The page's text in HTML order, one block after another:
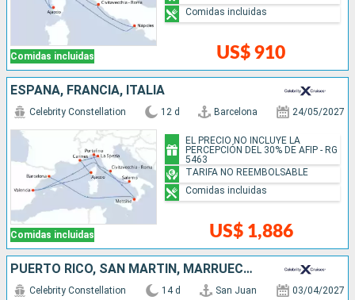
Comidas incluidas US$ 910
Comidas incluidas
ESPAÑA, FRANCIA, ITALIA
Comidas incluidas
Celebrity Constellation 12 d Barcelona 24/05/2027
US$ 1,886
EL PRECIO NO INCLUYE LA
PERCEPCIÓN DEL 30% DE AFIP - RG
5463
TARIFA NO REEMBOLSABLE
Comidas incluidas
PUERTO RICO, SAN MARTÍN, MARRUECOS, ESPAÑA
Celebrity Constellation 14 d San Juan 03/04/2027